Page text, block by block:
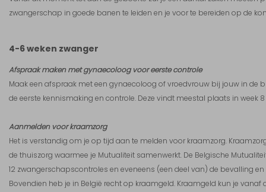
zwangerschap in goede banen te leiden en je voor te bereiden op de
4-6 weken zwanger
Afspraak maken met gynaecoloog voor eerste controle
Maak een afspraak met een gynaecoloog of vroedvrouw bij jouw in de
de eerste kennismaking en controle. Deze vindt meestal plaats in week
Aanmelden voor kraamzorg
Het is verstandig om je op tijd aan te melden voor kraamzorg.
de thuiszorg waarmee je Mutualiteit samenwerkt. De Belgische
12 zwangerschapscontroles en eveneens (een deel van) de bevalling
Bovendien heb je in België recht op kraamgeld. Kraamgeld kun je vanaf